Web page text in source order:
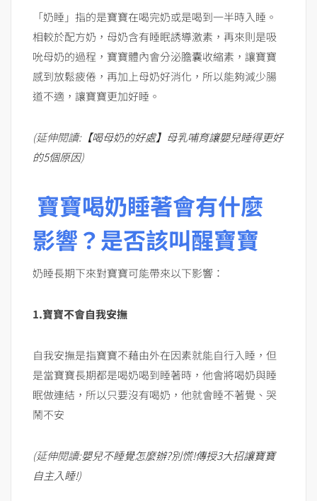
「奶睡」指的是寶寶在喝完奶或是喝到一半時入睡。
相較於配方奶，母奶含有睡眠誘導激素，再來則是吸
吮母奶的過程，寶寶體內會分泌膽囊收縮素，讓寶寶
感到放鬆疲倦，再加上母奶好消化，所以能夠減少腸
道不適，讓寶寶更加好睡。
(延伸閱讀:【喝母奶的好處】母乳哺育讓嬰兒睡得更好
的5個原因)
寶寶喝奶睡著會有什麼
影響？是否該叫醒寶寶
奶睡長期下來對寶寶可能帶來以下影響：
1.寶寶不會自我安撫
自我安撫是指寶寶不藉由外在因素就能自行入睡，但
是當寶寶長期都是喝奶喝到睡著時，他會將喝奶與睡
眠做連結，所以只要沒有喝奶，他就會睡不著覺、哭
鬧不安
(延伸閱讀:嬰兒不睡覺怎麼辦?別慌!傳授3大招讓寶寶
自主入睡!)